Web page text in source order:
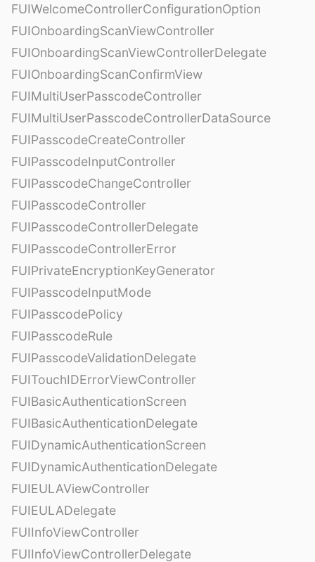
FUIWelcomeControllerConfigurationOption
FUIOnboardingScanViewController
FUIOnboardingScanViewControllerDelegate
FUIOnboardingScanConfirmView
FUIMultiUserPasscodeController
FUIMultiUserPasscodeControllerDataSource
FUIPasscodeCreateController
FUIPasscodeInputController
FUIPasscodeChangeController
FUIPasscodeController
FUIPasscodeControllerDelegate
FUIPasscodeControllerError
FUIPrivateEncryptionKeyGenerator
FUIPasscodeInputMode
FUIPasscodePolicy
FUIPasscodeRule
FUIPasscodeValidationDelegate
FUITouchIDErrorViewController
FUIBasicAuthenticationScreen
FUIBasicAuthenticationDelegate
FUIDynamicAuthenticationScreen
FUIDynamicAuthenticationDelegate
FUIEULAViewController
FUIEULADelegate
FUIInfoViewController
FUIInfoViewControllerDelegate